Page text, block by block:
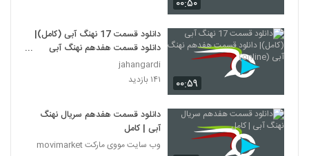
۰۰:۵۰
۰۰:۵۹
دانلود قسمت 17 نهنگ آبی (کامل)|
دانلود قسمت هفدهم نهنگ آبی
(online)
jahangardi
۱۴۱ بازدید
دانلود قسمت هفدهم سریال نهنگ
آبی | کامل
وب سایت مووی مارکت movimarket